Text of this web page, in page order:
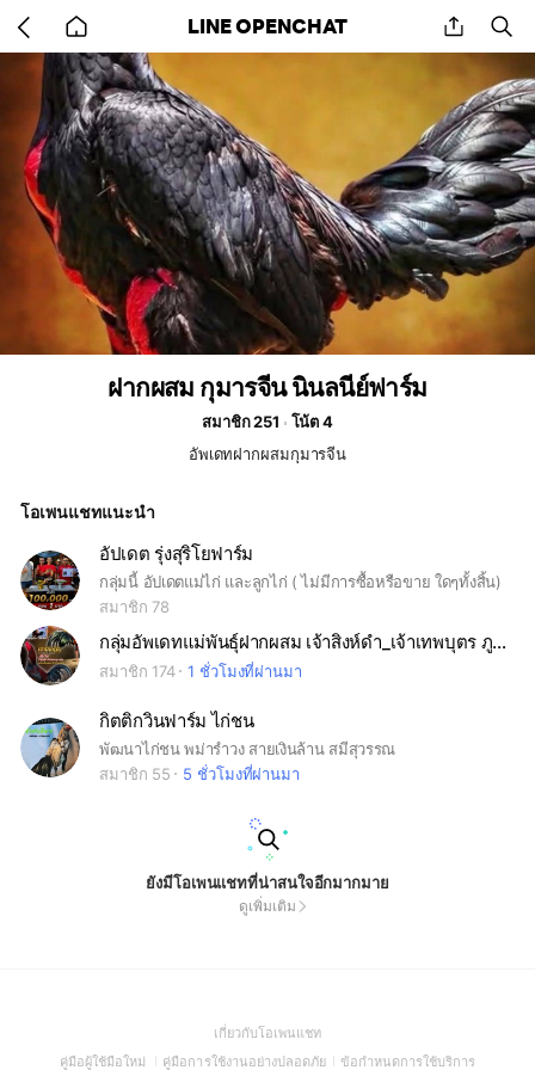
back
to
home
LINE OPENCHAT share
ฝากผสม กุมารจีน นินลนีย์ฟาร์ม
สมาชิก 251
โน้ต 4
อัพเดทฝากผสมกุมารจีน
โอเพนแชทแนะนำ
อัปเดต รุ่งสุริโยฟาร์ม
กลุ่มนี้ อัปเดตแม่ไก่ และลูกไก่ ( ไม่มีการซื้อหรือขาย ใดๆทั้งสิ้น)
สมาชิก 78
กลุ่มอัพเดทแม่พันธุ์ฝากผสม เจ้าสิงห์ดำ_เจ้าเทพบุตร ภูตะวันฟาร์ม
สมาชิก 174 1 ชั่วโมงที่ผ่านมา
กิตติกวินฟาร์ม ไก่ชน
พัฒนาไก่ชน พม่ารำวง สายเงินล้าน สมีสุวรรณ
สมาชิก 55
5 ชั่วโมงที่ผ่านมา
ยังมีโอเพนแชทที่น่าสนใจอีกมากมาย
ดูเพิ่มเติม
เกี่ยวกับโอเพนแชท(Open
in
คู่มือผู้ใช้มือใหม่ (Open
คู่มือการใช้งานอย่างปลอดภัย(Open
ข้อกำหนดการใช้บริการ(Open